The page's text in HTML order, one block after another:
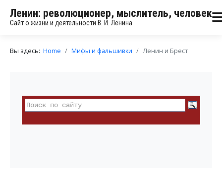
Ленин: революционер, мыслитель, человек
Сайт о жизни и деятельности В. И. Ленина
Вы здесь: Home Мифы и фальшивки Ленин и Брест